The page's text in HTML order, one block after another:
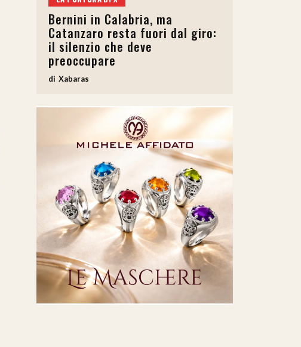
Bernini in Calabria, ma
Catanzaro resta fuori dal giro:
il silenzio che deve
preoccupare
Xabaras